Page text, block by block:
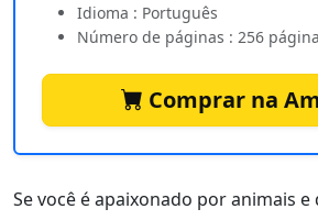
Idioma : Português
Número de páginas : 256
Comprar na
Se você é apaixonado por animais